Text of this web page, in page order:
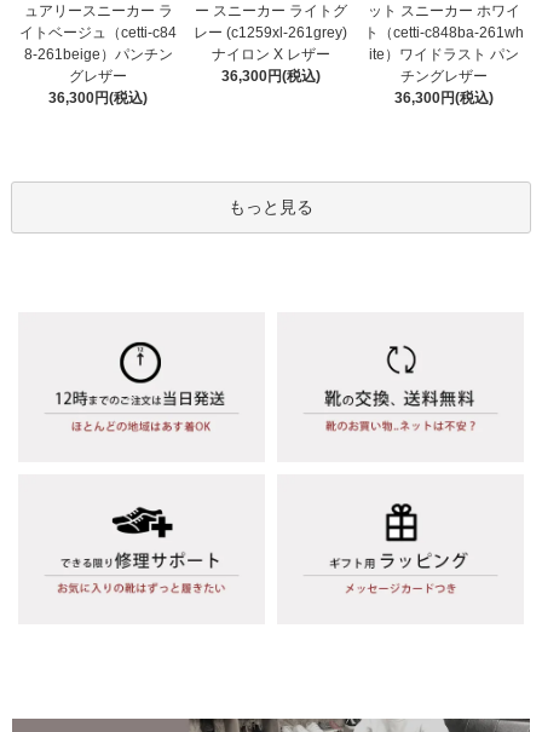
ュアリースニーカー ラ
イトベージュ（cetti-c84
8-261beige）パンチン
グレザー
36,300円(税込)
ー スニーカー ライトグ
レー (c1259xl-261grey)
ナイロン X レザー
36,300円(税込)
ット スニーカー ホワイ
ト（cetti-c848ba-261wh
ite）ワイドラスト パン
チングレザー
36,300円(税込)
もっと見る